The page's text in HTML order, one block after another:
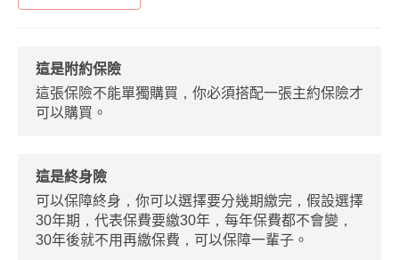
這是附約保險
這張保險不能單獨購買，你必須搭配一張主約保險才
可以購買。
這是終身險
可以保障終身，你可以選擇要分幾期繳完，假設選擇
30年期，代表保費要繳30年，每年保費都不會變，
30年後就不用再繳保費，可以保障一輩子。